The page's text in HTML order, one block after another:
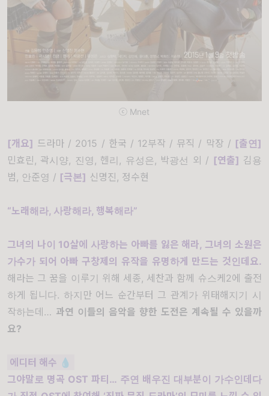
ⓒ Mnet
[개요] 드라마 / 2015 / 한국 / 12부작 / 뮤직 / 막장 / [출연]
민효린, 곽시양, 진영, 헨리, 유성은, 박광선 외 / [연출] 김용
범, 안준영 / [극본] 신명진, 정수현
“노래해라, 사랑해라, 행복해라”
그녀의 나이 10살에 사랑하는 아빠를 잃은 해라, 그녀의 소원은
가수가 되어 아빠 구창제의 유작을 유명하게 만드는 것인데요.
해라는 그 꿈을 이루기 위해 세종, 세찬과 함께 슈스케2에 출전
하게 됩니다. 하지만 어느 순간부터 그 관계가 위태해지기 시
작하는데… 과연 이들의 음악을 향한 도전은 계속될 수 있을까
요?
에디터 해수 💧
그야말로 명곡 OST 파티… 주연 배우진 대부분이 가수인데다